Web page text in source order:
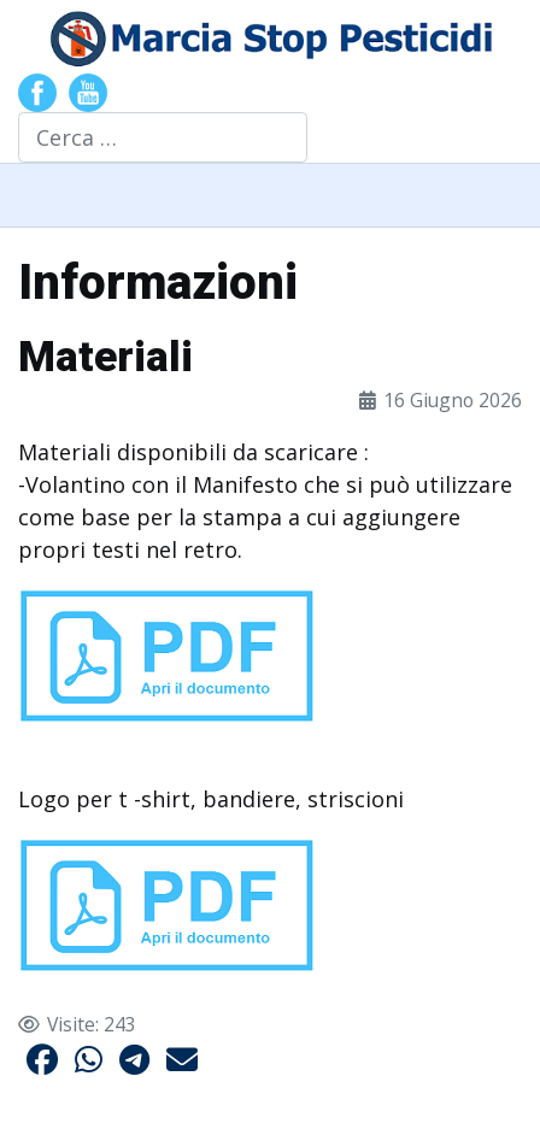
Cerca
Informazioni
Materiali
16 Giugno 2026
Materiali disponibili da scaricare :
-Volantino con il Manifesto che si può utilizzare
come base per la stampa a cui aggiungere
propri testi nel retro.
Logo per t -shirt, bandiere, striscioni
Visite: 243